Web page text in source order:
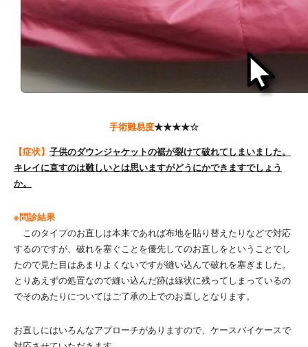
手術難易度★★★★☆
【症状】 子供のダウンジャケットの裾が裂けて破れてしまいました。
キレイに直すのは難しいとは思いますがどうにかできますでしょう
か。
※問診結果
このタイプのお直しは本来であれば布地を貼り替えたりなどで対応
するのですが、破れを塞ぐことを優先してのお直しをということでし
たので見た目はあまりよくないですが縫い込んで破れを塞ぎました。
とりあえずの処置なので縫い込んだ跡は線状に残ってしまっているの
でそのあたりについてはご了承の上でのお直しとなります。
お直しにはいろんなアプローチがありますので、ケースバイケースで